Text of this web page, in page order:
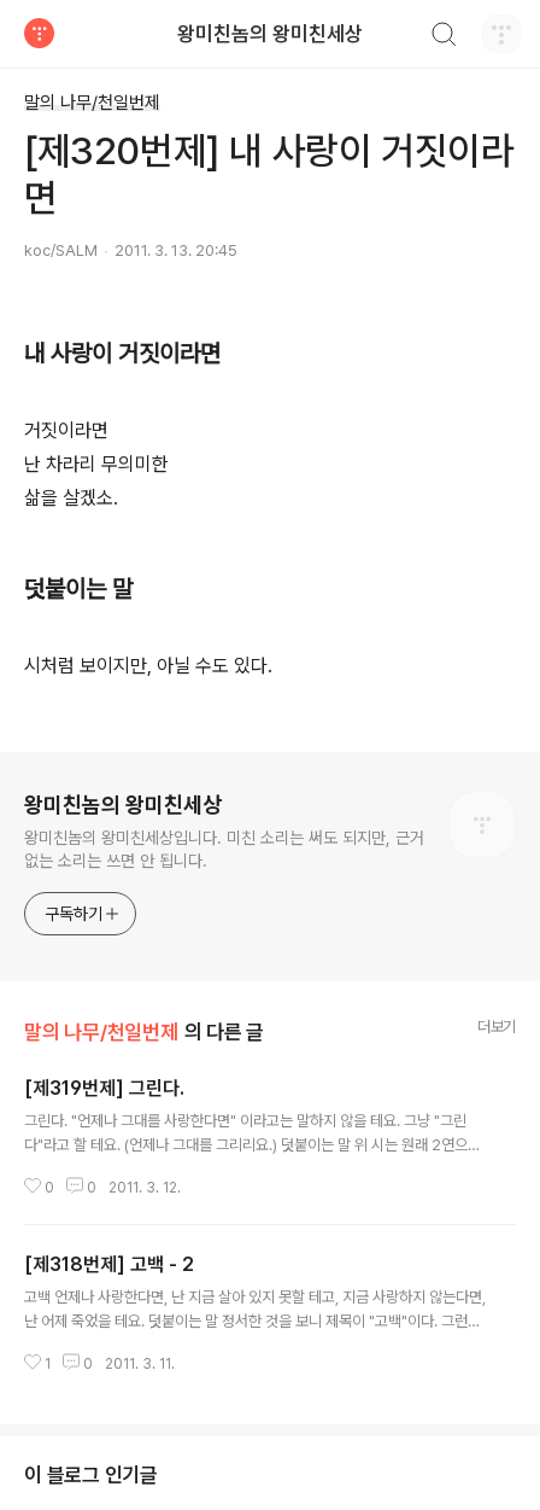
왕미친놈의 왕미친세상
말의 나무/천일번제
[제320번제] 내 사랑이 거짓이라
면
koc/SALM 2011. 3. 13. 20:45
내 사랑이 거짓이라면
거짓이라면
난 차라리 무의미한
삶을 살겠소.
덧붙이는 말
시처럼 보이지만, 아닐 수도 있다.
왕미친놈의 왕미친세상
왕미친놈의 왕미친세상입니다. 미친 소리는 써도 되지만, 근거
없는 소리는 쓰면 안 됩니다.
구독하기
말의 나무/천일번제 의 다른 글 더보기
[제319번제] 그린다.
그린다. "언제나 그대를 사랑한다면" 이라고는 말하지 않을 테요. 그냥 "그린
다"라고 할 테요. (언제나 그대를 그리리요.) 덧붙이는 말 위 시는 원래 2연으로
0 0 2011. 3. 12.
[제318번제] 고백 - 2
고백 언제나 사랑한다면, 난 지금 살아 있지 못할 테고, 지금 사랑하지 않는다면,
난 어제 죽었을 테요. 덧붙이는 말 정서한 것을 보니 제목이 "고백"이다. 그런데
표를 붙여 둔다.
1 0 2011. 3. 11.
이 블로그 인기글